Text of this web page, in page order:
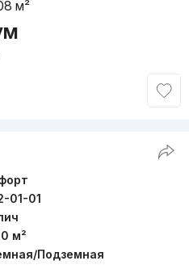
м²
01-01
м²
Подземная